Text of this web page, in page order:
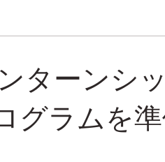
ターンシ
グラムを